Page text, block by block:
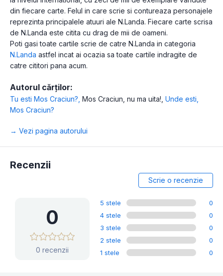
din fiecare carte. Felul in care scrie si contureaza personajele
reprezinta principalele atuuri ale N.Landa. Fiecare carte scrisa
de N.Landa este citita cu drag de mii de oameni.
Poti gasi toate cartile scrie de catre N.Landa in categoria
N.Landa astfel incat ai ocazia sa toate cartile indragite de
catre cititori pana acum.
Autorul cărților:
Tu esti Mos Craciun? Mos Craciun, nu ma uita! Unde esti,
Mos Craciun?
→ Vezi pagina autorului
Recenzii
Scrie o recenzie
0
0 recenzii
5 stele
0
4 stele
0
3 stele
0
2 stele
0
1 stele
0